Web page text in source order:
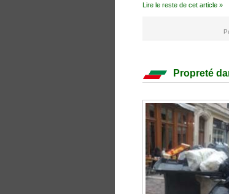
Lire le reste de cet article »
Propreté